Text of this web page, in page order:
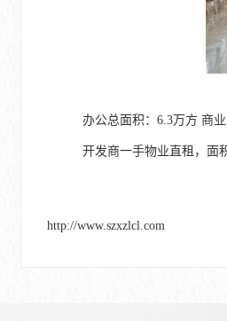
办公总面积：6.3万方 商
开发商一手物业直租，面
http://www.szxzlcl.com